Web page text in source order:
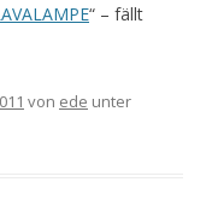
“ – fällt
von ede unter